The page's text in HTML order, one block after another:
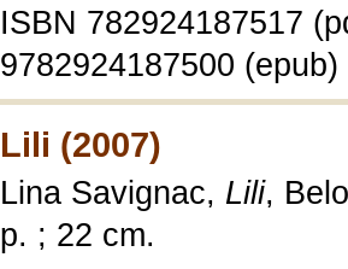
ISBN 782924187517
9782924187500 (epub)
Lili (2007)
Lina Savignac, Lili,
p. ; 22 cm.